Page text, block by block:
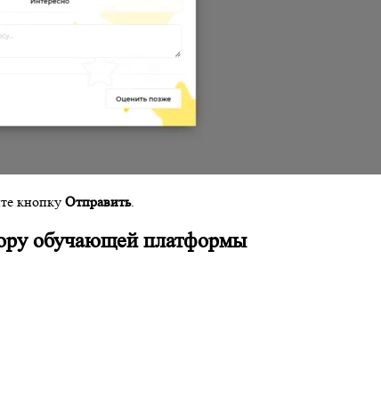
кнопку Отправить.
обучающей платформы